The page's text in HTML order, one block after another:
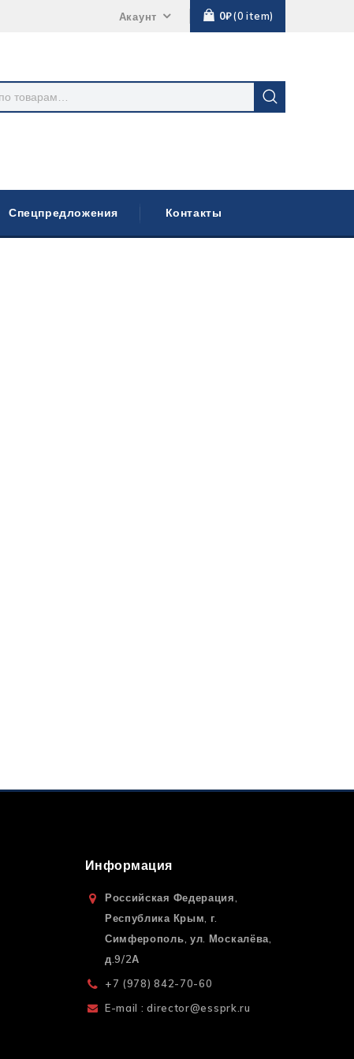
Акаунт 0₽ 0 item
Спецпредложения Контакты
Информация
Российская Федерация,
Республика Крым, г.
Симферополь, ул. Москалёва,
д.9/2А
+7 (978) 842-70-60
E-mail : director@essprk.ru